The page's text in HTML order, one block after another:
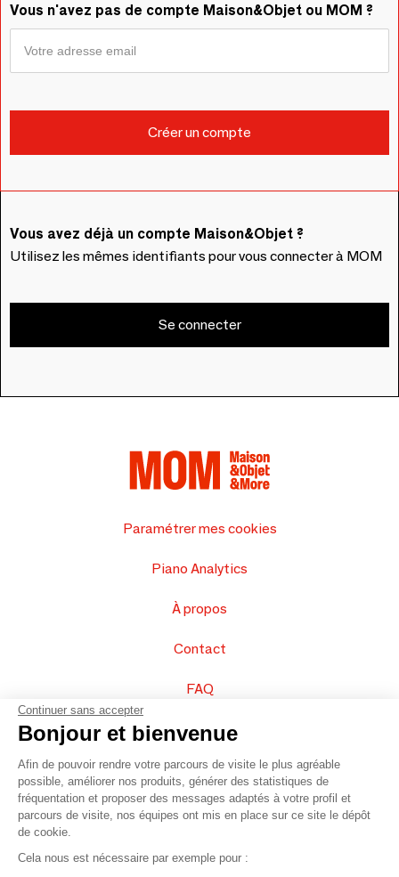
Vous n'avez pas de compte Maison&Objet ou MOM ?
Vous avez déjà un compte Maison&Objet ?
Utilisez les mêmes identifiants pour vous connecter à MOM
Se connecter
Paramétrer mes cookies
Piano Analytics
À propos
Contact
FAQ
Vendez vos produits
Plan du site
© 2016 –Organisation SAFI
Continuer sans accepter
Bonjour et bienvenue
Afin de pouvoir rendre votre parcours de visite le plus agréable
possible, améliorer nos produits, générer des statistiques de
fréquentation et proposer des messages adaptés à votre profil et
parcours de visite, nos équipes ont mis en place sur ce site le dépôt
de cookie.
Cela nous est nécessaire par exemple pour :